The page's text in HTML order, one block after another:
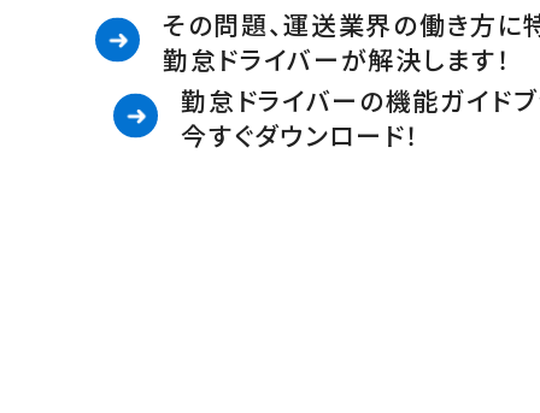
その問題、運送業界の働き方に
勤怠ドライバーが解決します！
勤怠ドライバーの機能ガイド
今すぐダウンロード！